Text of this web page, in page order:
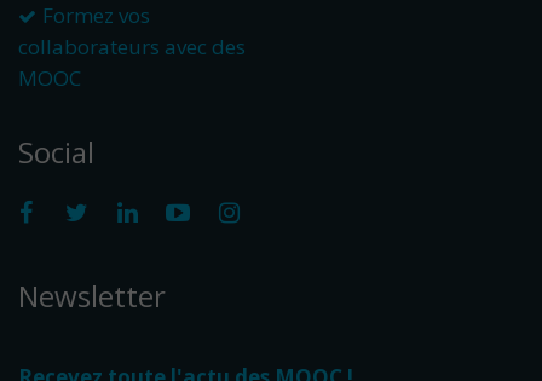
Formez vos
collaborateurs avec des
MOOC
Social
Newsletter